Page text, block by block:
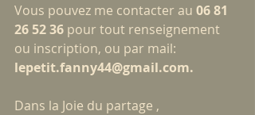
Vous pouvez me contacter au 06 81
26 52 36 pour tout renseignement
ou inscription, ou par mail:
lepetit.fanny44@gmail.com.
Dans la Joie du partage ,